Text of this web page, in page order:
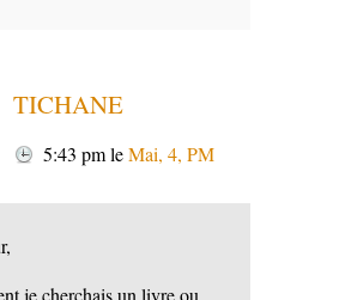
TICHANE
5:43 pmleMai, 4, PM